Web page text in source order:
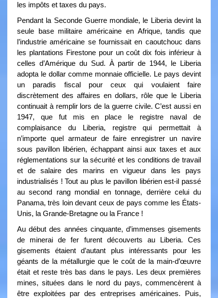
les impôts et taxes du pays.
Pendant la Seconde Guerre mondiale, le Liberia devint la
seule base militaire américaine en Afrique, tandis que
l’industrie américaine se fournissait en caoutchouc dans
les plantations Firestone pour un coût dix fois inférieur à
celles d’Amérique du Sud. À partir de 1944, le Liberia
adopta le dollar comme monnaie officielle. Le pays devint
un paradis fiscal pour ceux qui voulaient faire
discrètement des affaires en dollars, rôle que le Liberia
continuait à remplir lors de la guerre civile. C’est aussi en
1947, que fut mis en place le registre naval de
complaisance du Liberia, registre qui permettait à
n’importe quel armateur de faire enregistrer un navire
sous pavillon libérien, échappant ainsi aux taxes et aux
réglementations sur la sécurité et les conditions de travail
et de salaire des marins en vigueur dans les pays
industrialisés ! Tout au plus le pavillon libérien est-il passé
au second rang mondial en tonnage, derrière celui du
Panama, très loin devant ceux de pays comme les États-
Unis, la Grande-Bretagne ou la France !
Au début des années cinquante, d’immenses gisements
de minerai de fer furent découverts au Liberia. Ces
gisements étaient d’autant plus intéressants pour les
géants de la métallurgie que le coût de la main-d’œuvre
était et reste très bas dans le pays. Les deux premières
mines, situées dans le nord du pays, commencèrent à
être exploitées par des entreprises américaines. Puis,